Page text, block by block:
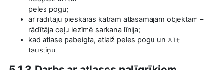
peles pogu;
ar rādītāju pieskaras katram atlasāmajam objektam –
rādītāja ceļu iezīmē sarkana līnija;
kad atlase pabeigta, atlaiž peles pogu un Alt
taustiņu.